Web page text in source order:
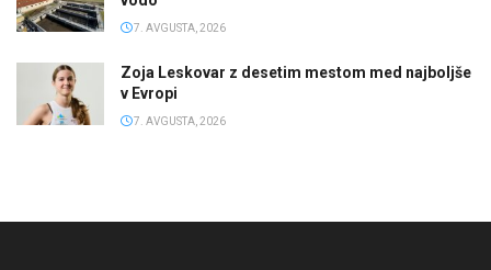
7. AVGUSTA, 2026
Zoja Leskovar z desetim mestom med najboljše
v Evropi
7. AVGUSTA, 2026